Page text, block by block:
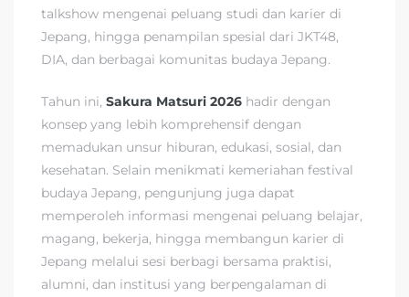
talkshow mengenai peluang studi dan karier di
Jepang, hingga penampilan spesial dari JKT48,
DIA, dan berbagai komunitas budaya Jepang.
Tahun ini, Sakura Matsuri 2026 hadir dengan
konsep yang lebih komprehensif dengan
memadukan unsur hiburan, edukasi, sosial, dan
kesehatan. Selain menikmati kemeriahan festival
budaya Jepang, pengunjung juga dapat
memperoleh informasi mengenai peluang belajar,
magang, bekerja, hingga membangun karier di
Jepang melalui sesi berbagi bersama praktisi,
alumni, dan institusi yang berpengalaman di